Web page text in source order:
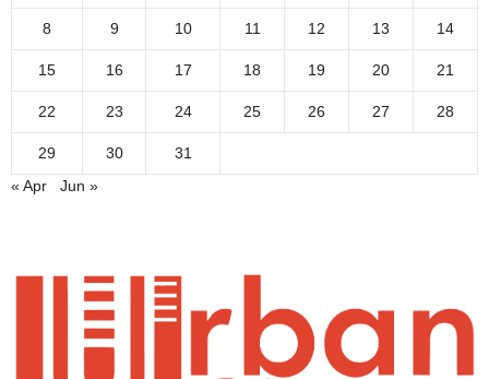
8 9 10 11 12 13 14
15 16 17 18 19 20 21
22 23 24 25 26 27 28
29 30
31
« Apr
Jun »